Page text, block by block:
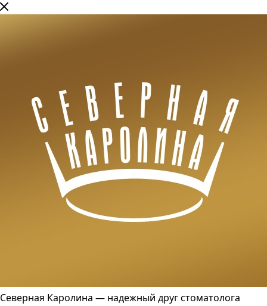
Северная Каролина — надежный друг стоматолога